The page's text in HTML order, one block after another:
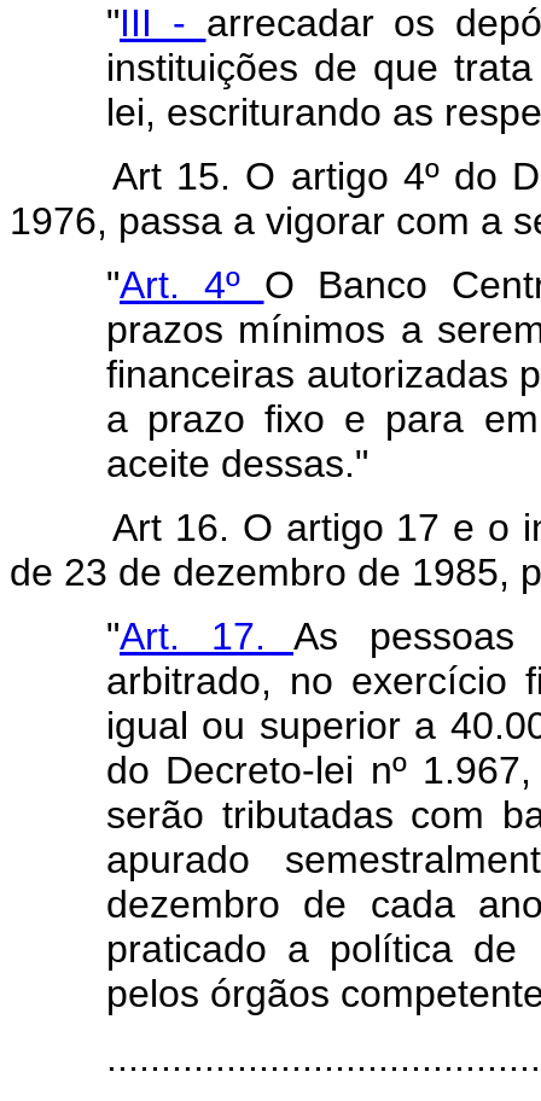
"III - arrecadar os
instituições de que
lei, escriturando as
Art 15. O artigo 4º do
1976, passa a vigorar com a
"Art. 4º O Banco
prazos mínimos a
financeiras autorizadas
a prazo fixo e para
aceite dessas."
Art 16. O artigo 17 e o
de 23 de dezembro de 1985,
"Art. 17. As
arbitrado, no exercício
igual ou superior a
do Decreto-lei nº
serão tributadas com
apurado
dezembro de cada
praticado a política de
pelos órgãos